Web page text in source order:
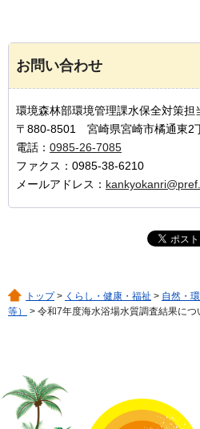
お問い合わせ
環境森林部環境管理課水保全対策担
〒880-8501 宮崎県宮崎市橘通東2
電話： 0985-26-7085
ファクス：0985-38-6210
メールアドレス：
トップ> くらし・健康・福祉 > 自然・
等）
> 令和7年度海水浴場水質調査結果につ